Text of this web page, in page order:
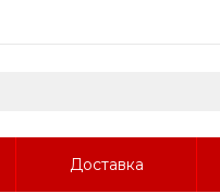
Доставка